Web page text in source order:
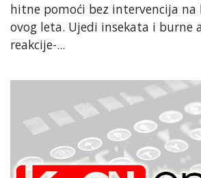
hitne pomoći bez intervencija
ovog leta. Ujedi insekata i burne
reakcije-...